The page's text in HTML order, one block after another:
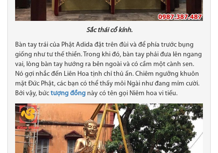
Sắc thái cổ kính.
Bàn tay trái của Phật Adida đặt trên đùi và để phía trước bụng
giống như tư thế thiền. Trong khi đó, bàn tay phải đưa lên ngang
vai, lòng bàn tay hướng ra bên ngoài và có cầm một cành sen.
Nó gợi nhắc đến Liên Hoa tịnh chỉ thủ ấn. Chiêm ngưỡng khuôn
mặt Đức Phật, các bạn có thể thấy môi Ngài như đang mỉm cười.
Bởi vậy, bức tượng đồng này có tên gọi Niêm hoa vi tiếu.